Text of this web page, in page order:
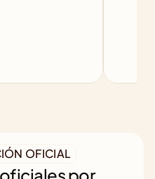
OFICIAL
por